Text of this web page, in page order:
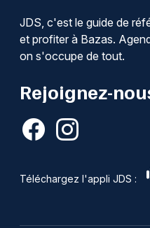
JDS, c'est le guide de
et profiter à Bazas.
on s'occupe de tout.
Rejoignez-
Téléchargez l'appli JDS :